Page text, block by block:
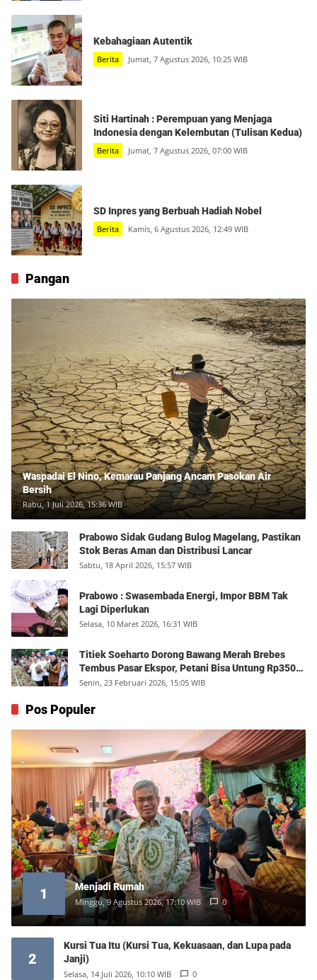
Kebahagiaan Autentik
Berita Jumat, 7 Agustus 2026, 10:25 WIB
Siti Hartinah : Perempuan yang Menjaga
Indonesia dengan Kelembutan (Tulisan Kedua)
Berita Jumat, 7 Agustus 2026, 07:00 WIB
SD Inpres yang Berbuah Hadiah Nobel
Berita Kamis, 6 Agustus 2026, 12:49 WIB
Pangan
Waspadai El Nino, Kemarau Panjang Ancam Pasokan Air
Bersih
Rabu, 1 Juli 2026, 15:36 WIB
Prabowo Sidak Gudang Bulog Magelang, Pastikan
Stok Beras Aman dan Distribusi Lancar
Sabtu, 18 April 2026, 15:57 WIB
Prabowo : Swasembada Energi, Impor BBM Tak
Lagi Diperlukan
Selasa, 10 Maret 2026, 16:31 WIB
Titiek Soeharto Dorong Bawang Merah Brebes
Tembus Pasar Ekspor, Petani Bisa Untung Rp350
Juta per Hektare
Senin, 23 Februari 2026, 15:05 WIB
Pos Populer
1 Menjadi Rumah
Minggu, 9 Agustus 2026, 17:10 WIB 0
2
Kursi Tua Itu (Kursi Tua, Kekuasaan, dan Lupa pada
Janji)
Selasa, 14 Juli 2026, 10:10 WIB 0